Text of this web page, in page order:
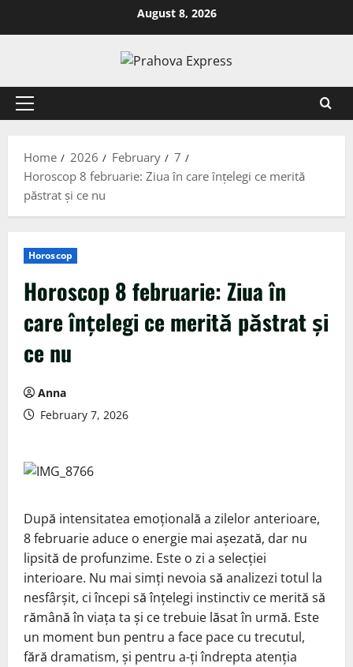
August 8, 2026
Home 2026 February
7
Horoscop 8 februarie: Ziua în care înțelegi ce merită
păstrat și ce nu
Horoscop
Horoscop 8 februarie: Ziua în
care înțelegi ce merită păstrat și
ce nu
Anna
February 7, 2026
După intensitatea emoțională a zilelor anterioare,
8 februarie aduce o energie mai așezată, dar nu
lipsită de profunzime. Este o zi a selecției
interioare. Nu mai simți nevoia să analizezi totul la
nesfârșit, ci începi să înțelegi instinctiv ce merită să
rămână în viața ta și ce trebuie lăsat în urmă. Este
un moment bun pentru a face pace cu trecutul,
fără dramatism, și pentru a-ți îndrepta atenția